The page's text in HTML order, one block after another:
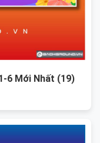
6 Mới Nhất (19)